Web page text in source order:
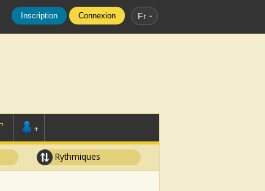
Inscription Connexion Fr
+
Rythmiques